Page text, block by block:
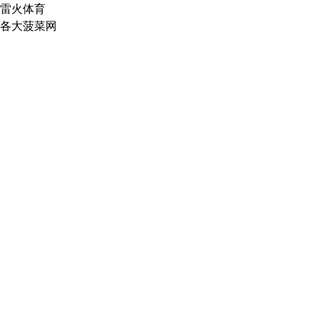
雷火体育
各大菠菜网